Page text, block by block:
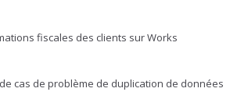
fiscales des clients sur Works
cas de problème de duplication de données